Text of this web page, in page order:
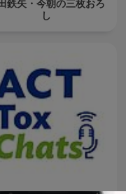
鉄矢・今朝の三枚おろ
し